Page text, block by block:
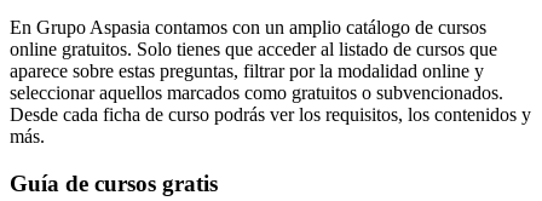
En Grupo Aspasia contamos con un amplio catálogo de cursos
online gratuitos. Solo tienes que acceder al listado de cursos que
aparece sobre estas preguntas, filtrar por la modalidad online y
seleccionar aquellos marcados como gratuitos o subvencionados.
Desde cada ficha de curso podrás ver los requisitos, los contenidos y
más.
Guía de cursos gratis